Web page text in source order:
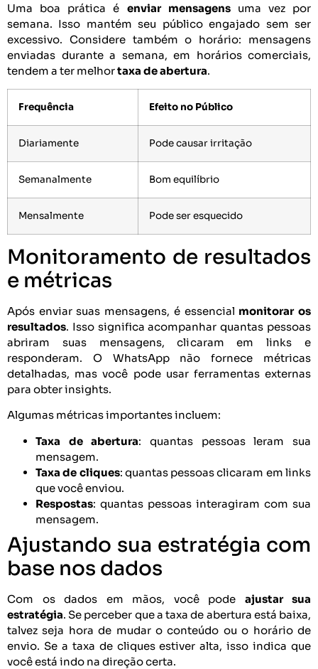
Uma boa prática é enviar mensagensuma vez por
semana. Isso mantém seu público engajado sem ser
excessivo. Considere também o horário: mensagens
enviadas durante a semana, em horários comerciais,
tendem a ter melhortaxa de abertura.
Frequência Efeito no Público
Diariamente Pode causar irritação
Semanalmente Bom equilíbrio
Mensalmente Pode ser esquecido
Monitoramento de resultados
e métricas
Após enviar suas mensagens, é essencial monitorar os
resultados. Isso significa acompanhar quantas pessoas
abriram suas mensagens, clicaram em links e
responderam. O WhatsApp não fornece métricas
detalhadas, mas você pode usar ferramentas externas
para obter insights.
Algumas métricas importantes incluem:
Taxa de abertura: quantas pessoas leram sua
mensagem.
Taxa de cliques: quantas pessoas clicaram em links
que você enviou.
Respostas: quantas pessoas interagiram com sua
mensagem.
Ajustando sua estratégia com
base nos dados
Com os dados em mãos, você pode ajustar sua
estratégia. Se perceber que a taxa de abertura está baixa,
talvez seja hora de mudar o conteúdo ou o horário de
envio. Se a taxa de cliques estiver alta, isso indica que
você está indo na direção certa.